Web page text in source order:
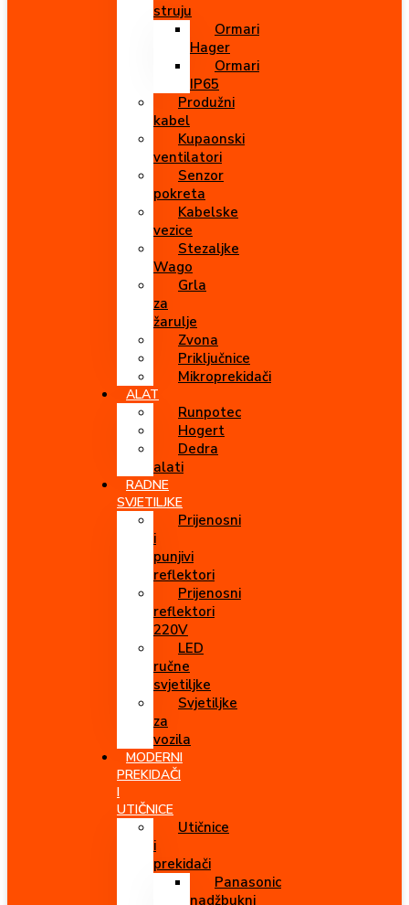
struju
Ormari
Hager
Ormari
IP65
Produžni
kabel
Kupaonski
ventilatori
Senzor
pokreta
Kabelske
vezice
Stezaljke
Wago
Grla
za
žarulje
Zvona
Priključnice
Mikroprekidači
ALAT
Runpotec
Hogert
Dedra
alati
RADNE
SVJETILJKE
Prijenosni
i
punjivi
reflektori
Prijenosni
reflektori
220V
LED
ručne
svjetiljke
Svjetiljke
za
vozila
MODERNI
PREKIDAČI
I
UTIČNICE
Utičnice
i
prekidači
Panasonic
nadžbukni